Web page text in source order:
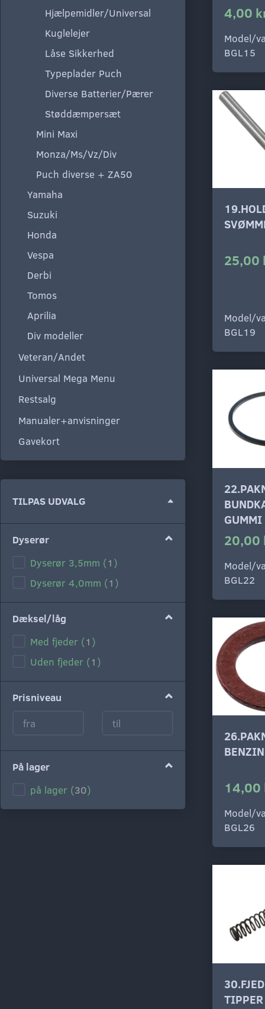
Hjælpemidler/Universal
Kuglelejer
Låse Sikkerhed
Typeplader Puch
Diverse Batterier/Pærer
Støddæmpersæt
Mini Maxi
Monza/Ms/Vz/Div
Puch diverse + ZA50
Yamaha
Suzuki
Honda
Vespa
Derbi
Tomos
Aprilia
Div modeller
Veteran/Andet
Universal Mega Menu
Restsalg
Manualer+anvisninger
Gavekort
TILPAS UDVALG
Dyserør
Dyserør 3,5mm (1 )
Dyserør 4,0mm (1 )
Dæksel/låg
Med fjeder (1 )
Uden fjeder (1 )
Prisniveau
På lager
på lager (30)
4,00
Model/
BGL15
25,00
Model/
BGL19
GUMMI
20,00
Model/
BGL22
14,00
Model/
BGL26
TIPPER